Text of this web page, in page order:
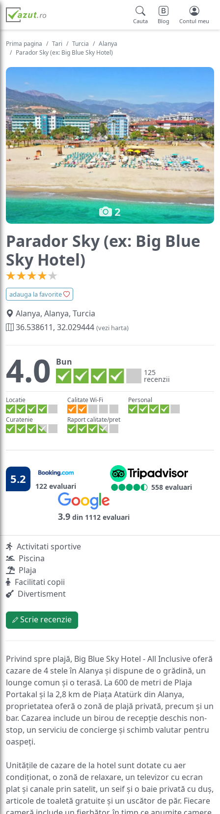
Cauta Blog Contul meu
Prima pagina Tari Turcia
Alanya
Parador Sky (ex: Big Blue Sky Hotel)
2
Parador Sky (ex: Big Blue
Sky Hotel)
adauga la favorite
Alanya, Alanya, Turcia
36.538611, 32.029444 (vezi harta)
4.0 Bun
125
recenzii
Locatie Calitate Wi-Fi Personal
Curatenie Raport calitate/pret
5.2 122 evaluari 558 evaluari
3.9 din 1112 evaluari
Activitati sportive
Piscina
Plaja
Facilitati copii
Divertisment
Scrie recenzie
Privind spre plajă, Big Blue Sky Hotel - All Inclusive oferă
cazare de 4 stele în Alanya și dispune de o grădină, un
lounge comun și o terasă. La 600 de metri de Plaja
Portakal și la 2,8 km de Piața Atatürk din Alanya,
proprietatea oferă o zonă de plajă privată, precum și un
bar. Cazarea include un birou de recepție deschis non-
stop, un serviciu de concierge și schimb valutar pentru
oaspeți.
Unitățile de cazare de la hotel sunt dotate cu aer
condiționat, o zonă de relaxare, un televizor cu ecran
plat și canale prin satelit, un seif și o baie privată cu duș,
articole de toaletă gratuite și un uscător de păr. Fiecare